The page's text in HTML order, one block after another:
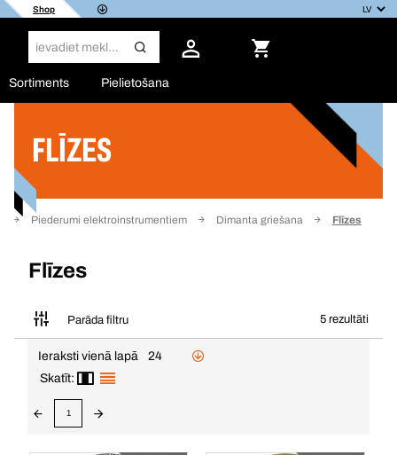
Shop
Sortiments Pielietošana
FLĪZES
Piederumi elektroinstrumentiem Dimanta griešana Flīzes
Flīzes
Parāda filtru 5 rezultāti
Filtrs
Ieraksti vienā lapā
24
Skatīt:
1